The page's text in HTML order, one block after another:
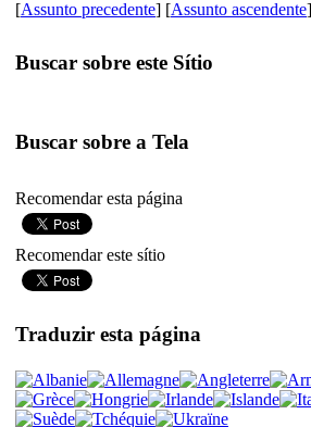
[Assunto precedente] [Assunto ascendente
Buscar sobre este Sítio
Buscar sobre a Tela
Recomendar esta página
Recomendar este sítio
Traduzir esta página